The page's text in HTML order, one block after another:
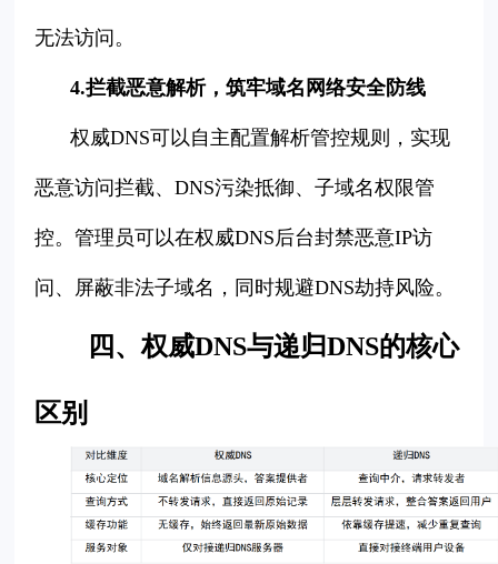
无法访问。
4.拦截恶意解析，筑牢域名网络安全防线
权威DNS可以自主配置解析管控规则，实现
恶意访问拦截、DNS污染抵御、子域名权限管
控。管理员可以在权威DNS后台封禁恶意IP访
问、屏蔽非法子域名，同时规避DNS劫持风险。
四、权威DNS与递归DNS的核心
区别